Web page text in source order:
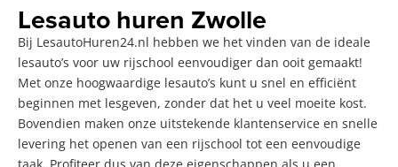
Lesauto huren Zwolle
Bij LesautoHuren24.nl hebben we het vinden van de ideale
lesauto’s voor uw rijschool eenvoudiger dan ooit gemaakt!
Met onze hoogwaardige lesauto’s kunt u snel en efficiënt
beginnen met lesgeven, zonder dat het u veel moeite kost.
Bovendien maken onze uitstekende klantenservice en snelle
levering het openen van een rijschool tot een eenvoudige